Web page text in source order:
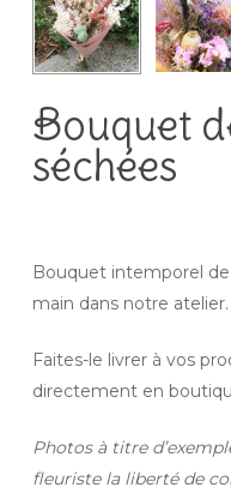
Bouquet
séchées
Bouquet intemporel
main dans notre atelier.
Faites-le livrer à vos
directement en
Photos à titre
fleuriste la liberté de